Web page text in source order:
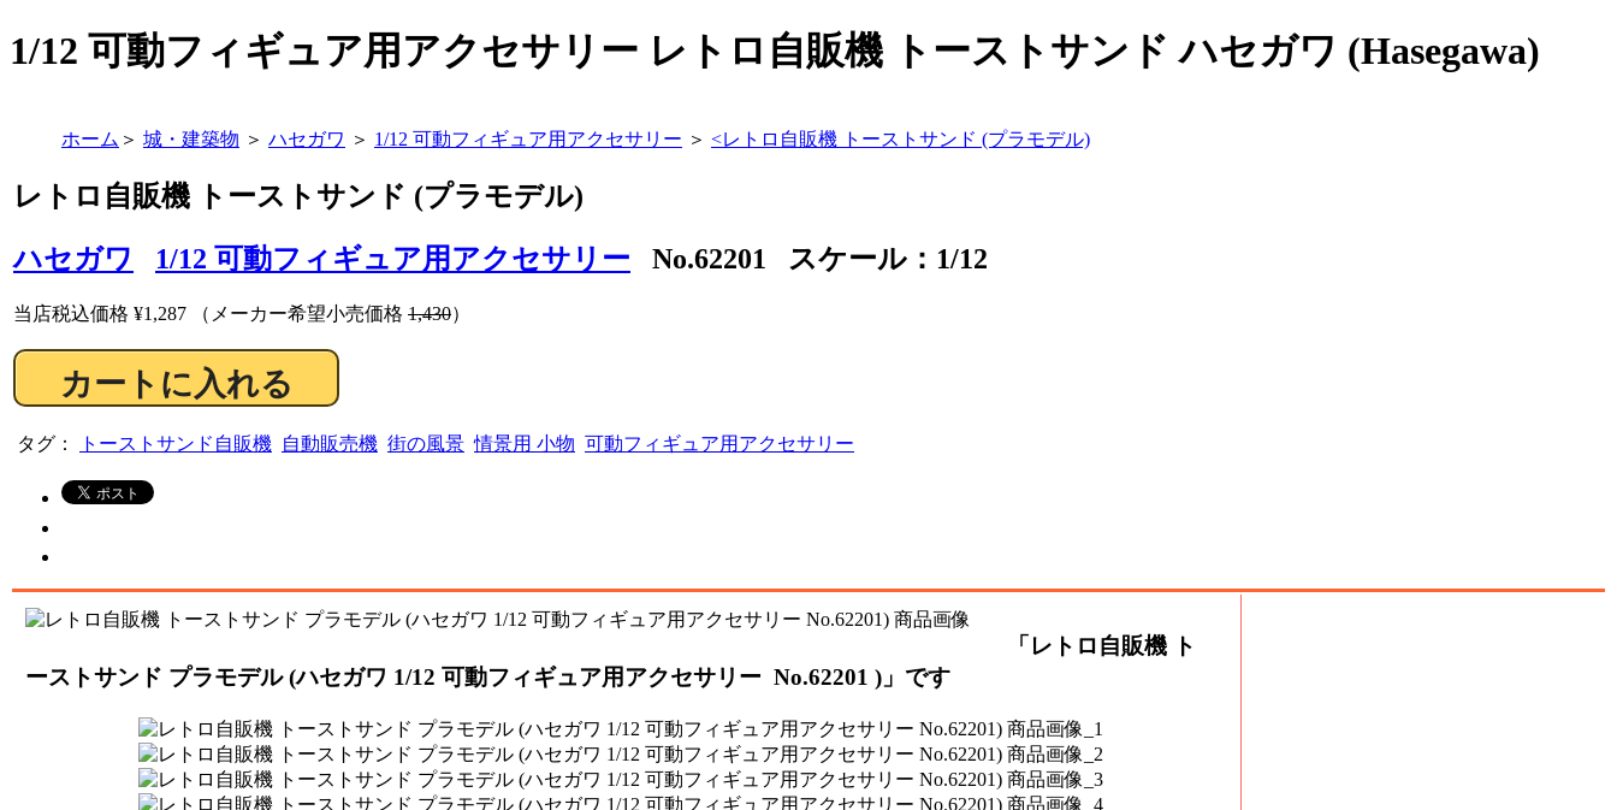
1/12 可動フィギュア用アクセサリー レトロ自販機 トーストサンド ハセガワ (Hasegawa)
ホーム ＞ 城・建築物 ＞ ハセガワ ＞ 1/12 可動フィギュア用アクセサリー ＞ <レトロ自販機 トーストサンド (プラモデル)
レトロ自販機 トーストサンド (プラモデル)
ハセガワ
1/12 可動フィギュア用アクセサリー No.62201 スケール：1/12
当店税込価格 ¥1,287 （メーカー希望小売価格 1,430）
タグ： トーストサンド自販機 自動販売機 街の風景 情景用 小物 可動フィギュア用アクセサリー
「レトロ自販機 ト
ーストサンド プラモデル (ハセガワ 1/12 可動フィギュア用アクセサリー No.62201 )」です